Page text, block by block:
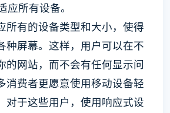
应所有设备。
所有的设备类型和大小，使得
种屏幕。这样，用户可以在不
的网站，而不会有任何显示问
消费者更愿意使用移动设备轻
对于这些用户，使用响应式设